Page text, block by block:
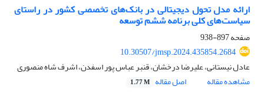
ارائه مدل تحول دیجیتالی در بانک‌های تخصصی کشور در راستای
سیاست‌های کلی برنامه ششم توسعه
صفحه897-938
10.30507/jmsp.2024.435854.2684
عادل نیستانی، علیرضا درخشان، قنبر عباس پور اسفدن، اشرف شاه منصوری
مشاهده مقاله
اصل مقاله 1.77 M